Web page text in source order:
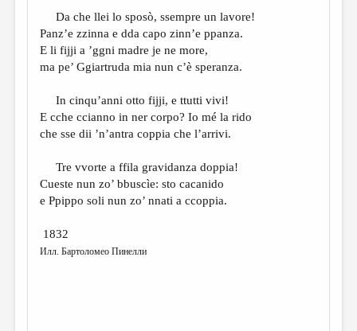
Da che llei lo sposò, ssempre un lavore!
Panz’e zzinna e dda capo zinn’e ppanza.
E li fijji a ’ggni madre je ne more,
ma pe’ Ggiartruda mia nun c’è speranza.
In cinqu’anni otto fijji, e ttutti vivi!
E cche ccianno in ner corpo? Io mé la rido
che sse dii ’n’antra coppia che l’arrivi.
Tre vvorte a ffila gravidanza doppia!
Cueste nun zo’ bbuscìe: sto cacanido
e Ppippo soli nun zo’ nnati a ccoppia.
1832
Илл. Бартоломео Пинелли